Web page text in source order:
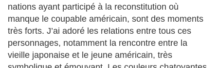
nations ayant participé à la reconstitution où
manque le coupable américain, sont des moments
très forts. J’ai adoré les relations entre tous ces
personnages, notamment la rencontre entre la
vieille japonaise et le jeune américain, très